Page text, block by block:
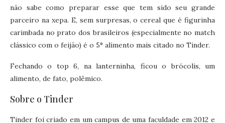
não sabe como preparar esse que tem sido seu grande
parceiro na xepa. E, sem surpresas, o cereal que é figurinha
carimbada no prato dos brasileiros (especialmente no match
clássico com o feijão) é o 5° alimento mais citado no Tinder.
Fechando o top 6, na lanterninha, ficou o brócolis, um
alimento, de fato, polêmico.
Sobre o Tinder
Tinder foi criado em um campus de uma faculdade em 2012 e